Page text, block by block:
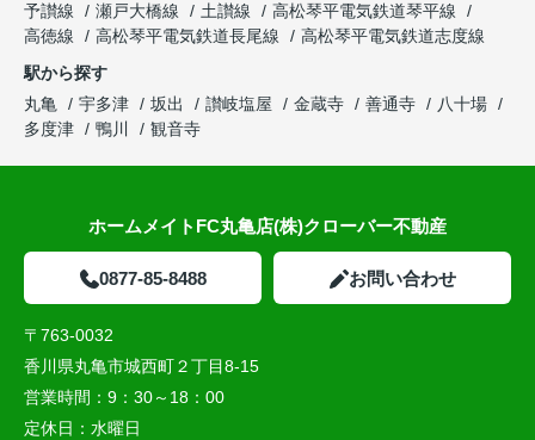
予讃線
瀬戸大橋線 土讃線
高松琴平電気鉄道琴平線
高徳線
高松琴平電気鉄道長尾線
高松琴平電気鉄道志度線
駅から探す
丸亀
宇多津 坂出 讃岐塩屋 金蔵寺 善通寺
八十場
多度津
鴨川 観音寺
ホームメイトFC丸亀店(株)クローバー不動産
0877-85-8488 お問い合わせ
〒763-0032
香川県丸亀市城西町２丁目8-15
営業時間： 9：30～18：00
定休日： 水曜日